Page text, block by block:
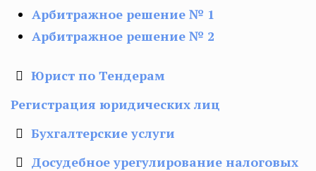
Арбитражное решение № 1
Арбитражное решение № 2
Юрист по Тендерам
Регистрация юридических лиц
Бухгалтерские услуги
Досудебное урегулирование налоговых